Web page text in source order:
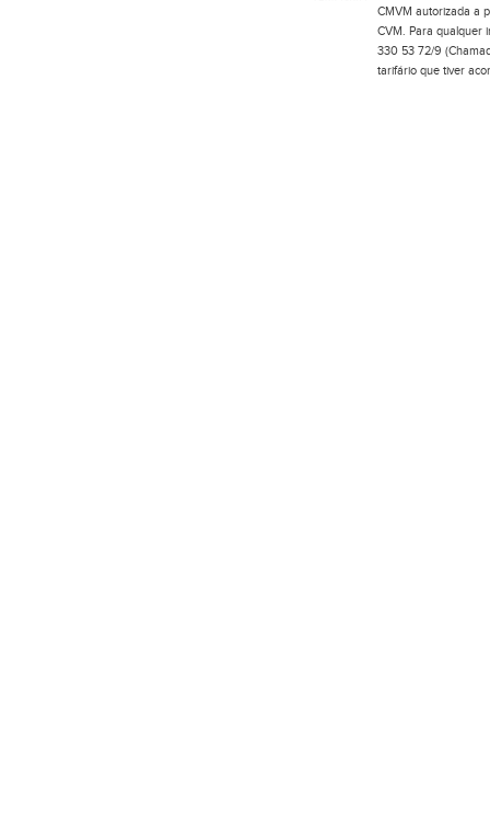
CMVM autorizada a
CVM. Para qualquer
330 53 72/9
tarifário que tiver